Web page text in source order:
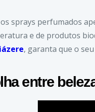
sprays perfumados
e de produtos
, garanta que o
entre